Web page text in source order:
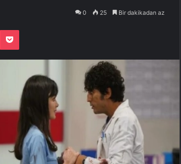
0 25 Bir dakikadan az
Pocket